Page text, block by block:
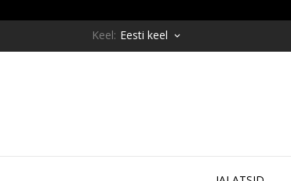
Keel: Eesti keel keyboard_arrow_down